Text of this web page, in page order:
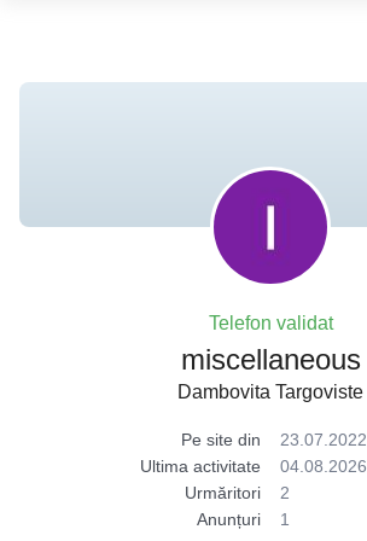
Telefon validat
miscellaneous
Dambovita Targoviste
Pe site din
23.07.2022
Ultima activitate
04.08.2026
Urmăritori
2
Anunțuri
1